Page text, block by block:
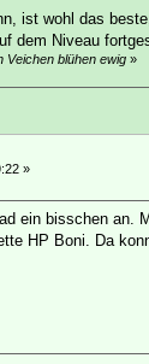
ist wohl das
dem Niveau
Veichen blühen ewig»
»
ein bisschen an.
HP Boni. Da